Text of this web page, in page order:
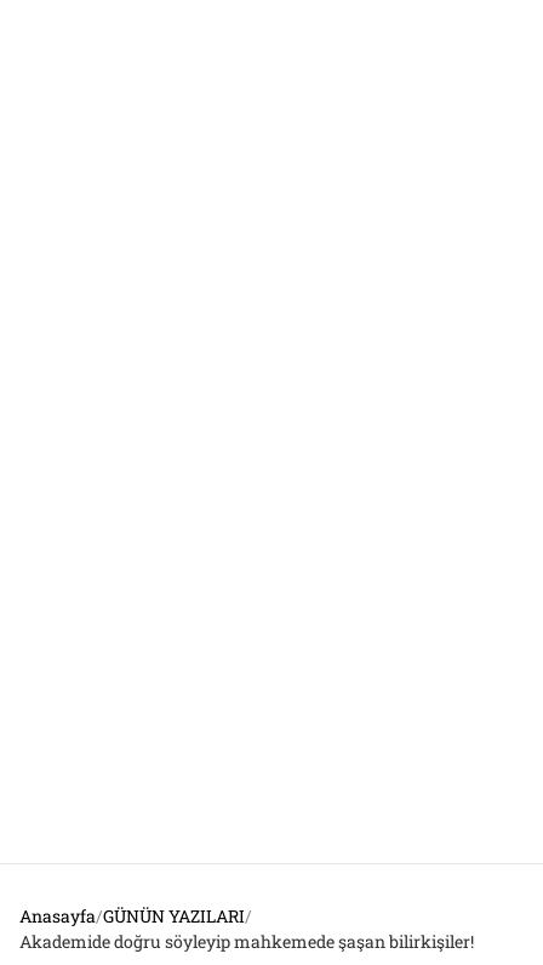
Anasayfa/GÜNÜN YAZILARI/
Akademide doğru söyleyip mahkemede şaşan bilirkişiler!